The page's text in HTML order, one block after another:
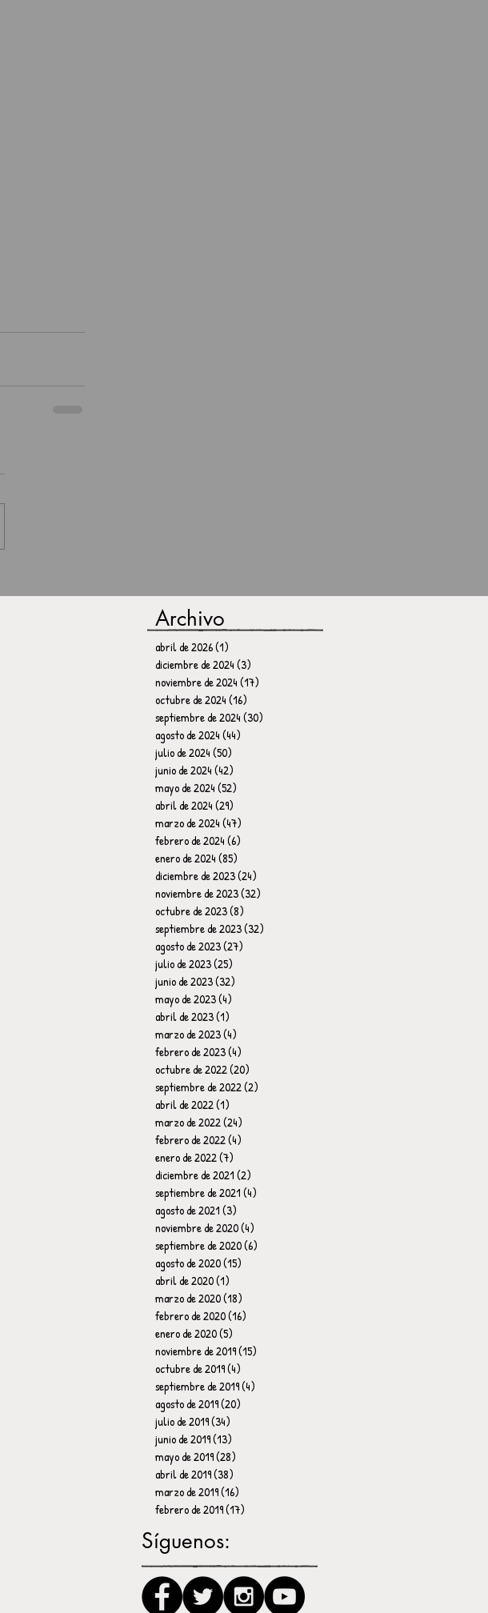
Archivo
abril de 2026(1)
diciembre de 2024(3)
noviembre de 2024(17)
octubre de 2024(16)
septiembre de 2024(30)
agosto de 2024(44)
julio de 2024(50)
junio de 2024(42)
mayo de 2024(52)
abril de 2024(29)
marzo de 2024(47)
febrero de 2024(6)
enero de 2024(85)
diciembre de 2023(24)
noviembre de 2023(32)
octubre de 2023(8)
septiembre de 2023(32)
agosto de 2023(27)
julio de 2023(25)
junio de 2023(32)
mayo de 2023(4)
abril de 2023(1)
marzo de 2023(4)
febrero de 2023(4)
octubre de 2022(20)
septiembre de 2022(2)
abril de 2022(1)
marzo de 2022(24)
febrero de 2022(4)
enero de 2022(7)
diciembre de 2021(2)
septiembre de 2021(4)
agosto de 2021(3)
noviembre de 2020(4)
septiembre de 2020(6)
agosto de 2020(15)
abril de 2020(1)
marzo de 2020(18)
febrero de 2020(16)
enero de 2020(5)
noviembre de 2019(15)
octubre de 2019(4)
septiembre de 2019(4)
agosto de 2019(20)
julio de 2019(34)
junio de 2019(13)
mayo de 2019(28)
abril de 2019(38)
marzo de 2019(16)
febrero de 2019(17)
Síguenos: